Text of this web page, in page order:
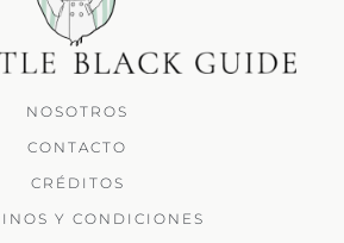
NOSOTROS
CONTACTO
CRÉDITOS
Y CONDICIONES